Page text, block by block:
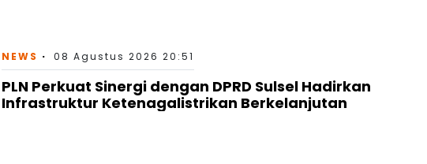
NEWS 08 Agustus 2026 20:51
PLN Perkuat Sinergi dengan DPRD Sulsel Hadirkan
Infrastruktur Ketenagalistrikan Berkelanjutan